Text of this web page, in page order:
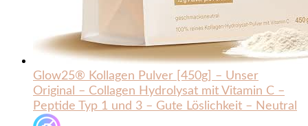
Glow25® Kollagen Pulver [450g] – Unser
Original – Collagen Hydrolysat mit Vitamin C –
Peptide Typ 1 und 3 – Gute Löslichkeit – Neutral